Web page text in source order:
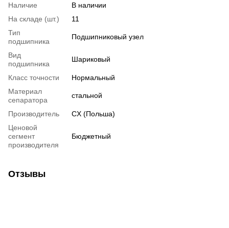
Наличие
В наличии
На складе (шт.)
11
Тип
подшипника
Подшипниковый узел
Вид
подшипника
Шариковый
Класс точности
Нормальный
Материал
сепаратора
стальной
Производитель
CX (Польша)
Ценовой
сегмент
производителя
Бюджетный
Отзывы